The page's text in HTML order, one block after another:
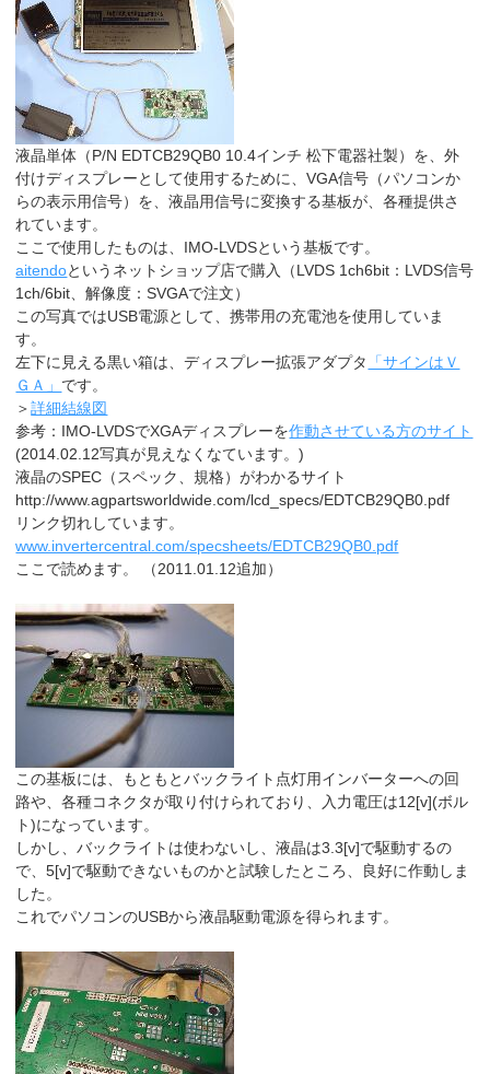
液晶単体（P/N EDTCB29QB0 10.4インチ 松下電器社製）を、外
付けディスプレーとして使用するために、VGA信号（パソコンか
らの表示用信号）を、液晶用信号に変換する基板が、各種提供さ
れています。
ここで使用したものは、IMO-LVDSという基板です。
aitendoというネットショップ店で購入（LVDS 1ch6bit：LVDS信号
1ch/6bit、解像度：SVGAで注文）
この写真ではUSB電源として、携帯用の充電池を使用していま
す。
左下に見える黒い箱は、ディスプレー拡張アダプタ
「サインはＶ
ＧＡ」 です。
＞詳細結線図
参考：IMO-LVDSでXGAディスプレーを作動させている方のサイト
(2014.02.12写真が見えなくなています。)
液晶のSPEC（スペック、規格）がわかるサイト
http://www.agpartsworldwide.com/lcd_specs/EDTCB29QB0.pdf
リンク切れしています。
www.invertercentral.com/specsheets/EDTCB29QB0.pdf
ここで読めます。 （2011.01.12追加）
この基板には、もともとバックライト点灯用インバーターへの回
路や、各種コネクタが取り付けられており、入力電圧は12[v](ボル
ト)になっています。
しかし、バックライトは使わないし、液晶は3.3[v]で駆動するの
で、5[v]で駆動できないものかと試験したところ、良好に作動しま
した。
これでパソコンのUSBから液晶駆動電源を得られます。